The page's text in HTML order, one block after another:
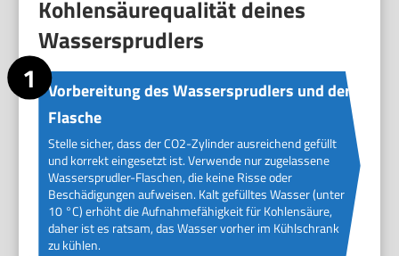
Kohlensäurequalität deines
Wassersprudlers
Vorbereitung des Wassersprudlers und der
Flasche
Stelle sicher, dass der CO2-Zylinder ausreichend gefüllt
und korrekt eingesetzt ist. Verwende nur zugelassene
Wassersprudler-Flaschen, die keine Risse oder
Beschädigungen aufweisen. Kalt gefülltes Wasser (unter
10 °C) erhöht die Aufnahmefähigkeit für Kohlensäure,
daher ist es ratsam, das Wasser vorher im Kühlschrank
zu kühlen.